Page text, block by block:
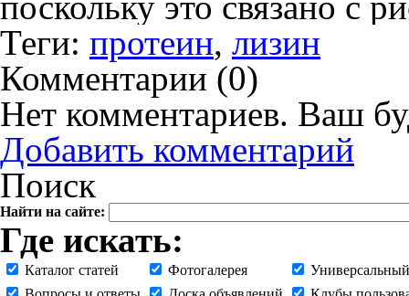
Теги: протеин, лизин
Комментарии (0)
Нет комментариев. Ваш
Добавить комментарий
Поиск
Найти на сайте:
Где искать:
Каталог статей Фотогалерея